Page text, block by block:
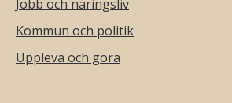
Jobb och näringsliv
Kommun och politik
Uppleva och göra